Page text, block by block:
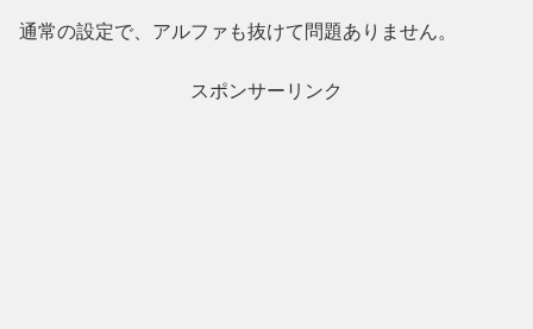
通常の設定で、アルファも抜けて問題ありません。
スポンサーリンク